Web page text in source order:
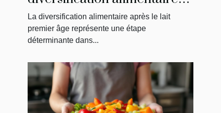
après le lait premier âge
La diversification alimentaire après le lait
premier âge représente une étape
déterminante dans...